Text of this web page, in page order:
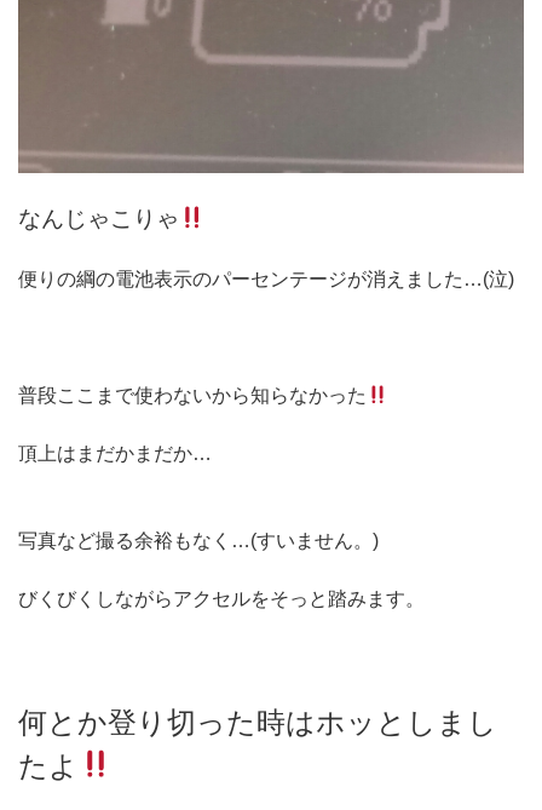
なんじゃこりゃ
便りの綱の電池表示のパーセンテージが消えました…(泣)
普段ここまで使わないから知らなかった
頂上はまだかまだか…
写真など撮る余裕もなく…(すいません。)
びくびくしながらアクセルをそっと踏みます。
何とか登り切った時はホッとしまし
たよ